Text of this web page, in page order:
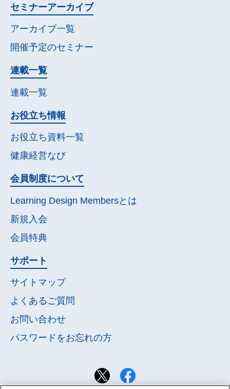
セミナーアーカイブ
アーカイブ一覧
開催予定のセミナー
連載一覧
連載一覧
お役立ち情報
お役立ち資料一覧
健康経営なび
会員制度について
Learning Design Membersとは
新規入会
会員特典
サポート
サイトマップ
よくあるご質問
お問い合わせ
パスワードをお忘れの方